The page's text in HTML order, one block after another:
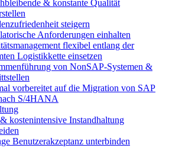
& konstante Qualität
steigern
Anforderungen einhalten
flexibel entlang der
Logistikkette einsetzen
von NonSAP-Systemen &
vorbereitet auf die Migration von SAP
S/4HANA
kostenintensive Instandhaltung
Benutzerakzeptanz unterbinden